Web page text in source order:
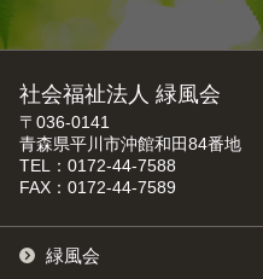
社会福祉法人 緑風会
〒036-0141
青森県平川市沖館和田84番地
TEL：0172-44-7588
FAX：0172-44-7589
緑風会